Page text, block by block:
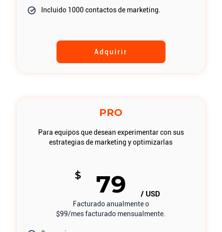
Incluido 1000 contactos de marketing.
Adquirir
PRO
Para equipos que desean experimentar con sus
estrategias de marketing y optimizarlas
$ 79 / USD
Facturado anualmente o
$99/mes facturado mensualmente.